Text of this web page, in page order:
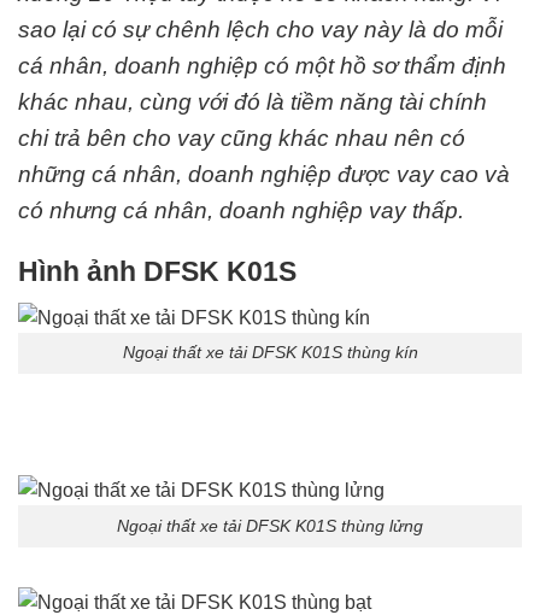
sao lại có sự chênh lệch cho vay này là do mỗi
cá nhân, doanh nghiệp có một hồ sơ thẩm định
khác nhau, cùng với đó là tiềm năng tài chính
chi trả bên cho vay cũng khác nhau nên có
những cá nhân, doanh nghiệp được vay cao và
có nhưng cá nhân, doanh nghiệp vay thấp.
Hình ảnh DFSK K01S
Ngoại thất xe tải DFSK K01S thùng kín
Ngoại thất xe tải DFSK K01S thùng lửng